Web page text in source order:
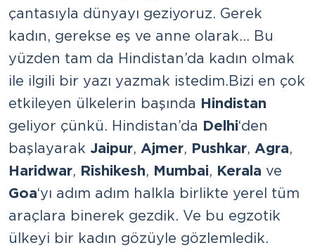
çantasıyla dünyayı geziyoruz. Gerek
kadın, gerekse eş ve anne olarak… Bu
yüzden tam da Hindistan’da kadın olmak
ile ilgili bir yazı yazmak istedim. Bizi en çok
etkileyen ülkelerin başında Hindistan
geliyor çünkü. Hindistan’da Delhi‘den
başlayarak Jaipur, Ajmer, Pushkar, Agra,
Haridwar, Rishikesh, Mumbai, Kerala ve
Goa‘yı adım adım halkla birlikte yerel tüm
araçlara binerek gezdik. Ve bu egzotik
ülkeyi bir kadın gözüyle gözlemledik.